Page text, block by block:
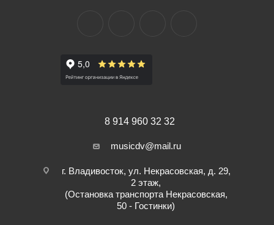
8 914 960 32 32
musicdv@mail.ru
г. Владивосток, ул. Некрасовская, д. 29,
2 этаж,
(Остановка транспорта Некрасовская,
50 - Гостинки)